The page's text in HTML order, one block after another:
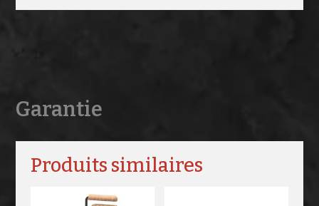
Garantie
Produits similaires